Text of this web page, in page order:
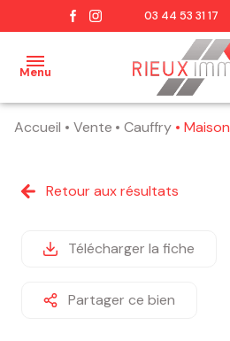
03 44 53 31 17
Menu
notre
Accueil Vente Cauffry Maison
Retour aux résultats
Télécharger la fiche
Partager ce bien